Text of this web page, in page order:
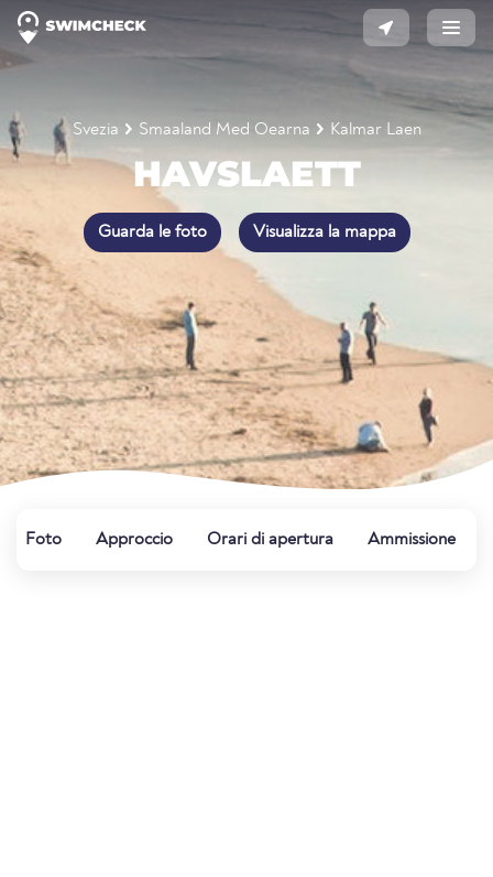
Svezia Smaaland Med Oearna Kalmar Laen
HAVSLAETT
Guarda le foto Visualizza la mappa
Foto Approccio Orari di apertura Ammissione